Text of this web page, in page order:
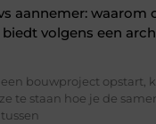
aannemer: waarom
volgens een
bouwproject opstart,
te staan hoe je de